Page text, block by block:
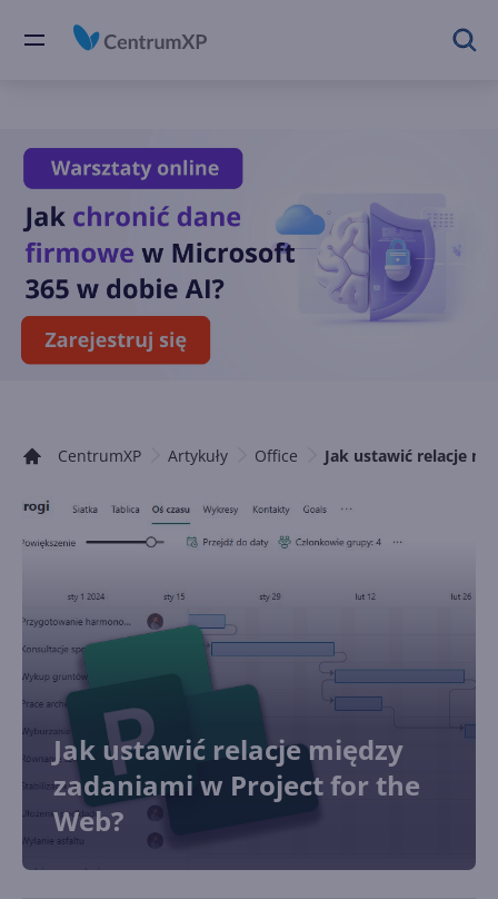
CentrumXP Artykuły Office Jak ustawić relacje
Jak ustawić relacje między
zadaniami w Project for the
Web?